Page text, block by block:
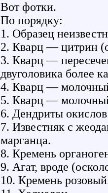
Вот фотки.
По порядку:
1. Образец
2. Кварц — цитрин
3. Кварц —
двуголовика более
4. Кварц —
5. Кварц —
6. Дендриты
7. Известняк с
марганца.
8. Кремень
9. Агат, вроде
10. Кремень